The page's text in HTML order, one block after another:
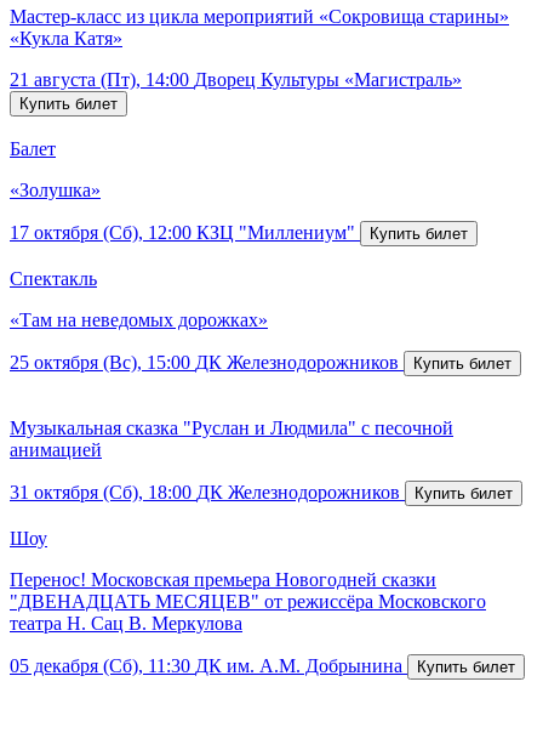
Мастер-класс из цикла мероприятий «Сокровища старины»
«Кукла Катя»
21 августа (Пт), 14:00 Дворец Культуры «Магистраль»
Балет
«Золушка»
17 октября (Сб), 12:00 КЗЦ "Миллениум"
Спектакль
«Там на неведомых дорожках»
25 октября (Вс), 15:00 ДК Железнодорожников
Музыкальная сказка "Руслан и Людмила" с песочной
анимацией
31 октября (Сб), 18:00 ДК Железнодорожников
Шоу
Перенос! Московская премьера Новогодней сказки
"ДВЕНАДЦАТЬ МЕСЯЦЕВ" от режиссёра Московского
театра Н. Сац В. Меркулова
05 декабря (Сб), 11:30 ДК им. А.М. Добрынина